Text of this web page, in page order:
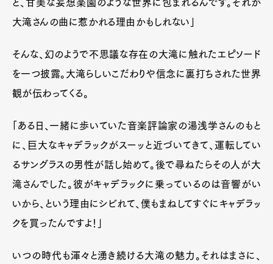
と、甘美な妄想楽園のような世界に包まれるんです。それが
大滝さんの曲に惹かれる理由かもしれない」
そんな、幻のようで不思議な存在の大滝に触れたエピソード
を一つ披露。大滝らしいこだわりや信念に裏打ちされた世界
観が伝わってくる。
「ある日、一緒に歩いていた音楽評論家の湯浅学さんのもと
に、巨大なキャデラックがスーッと近づいてきて、運転してい
るサングラスの男性が話し始めて。後で尋ねたらその人が大
滝さんでした。彼がキャデラックに乗っているのは音響がい
いから、という理由にシビれて、僕もまねしてすぐにキャデラッ
クを買ったんですよ！」
いつの時代も渾々と湧き続ける大滝の魅力。それはまさに、